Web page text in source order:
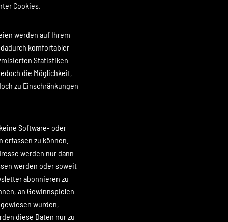
Cookies.
werden auf Ihrem
komfortabler
Statistiken
die Möglichkeit,
zu Einschränkungen
Software- oder
zu können.
werden nur dann
werden oder soweit
abonnieren zu
an Gewinnspielen
wurden,
diese Daten nur zu